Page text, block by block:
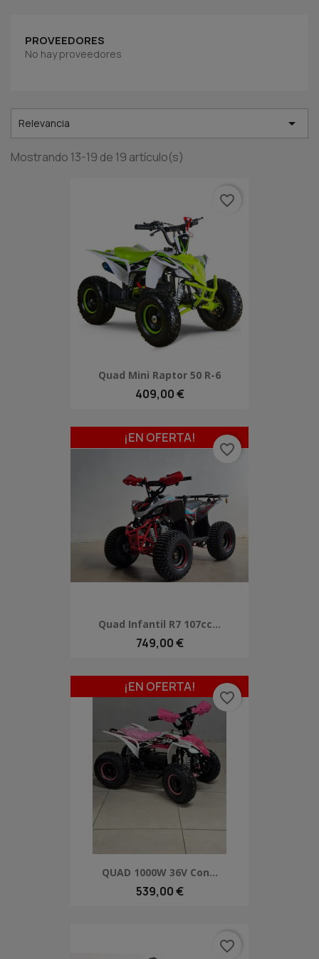
PROVEEDORES
No hay proveedores
Relevancia 
Mostrando 13-19 de 19 artículo(s)
Quad Mini Raptor 50 R-6
409,00 €
favorite_border
Quad Infantil R7 107cc...
749,00 €
¡EN OFERTA!
favorite_border
QUAD 1000W 36V Con...
539,00 €
¡EN OFERTA!
favorite_border
favorite_border